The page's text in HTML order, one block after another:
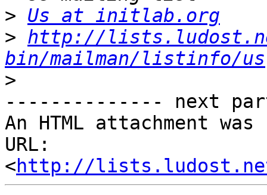
> Us at initlab.org
> http://
bin/mailman/listinfo/us
>
-------------- next
An HTML attachment
URL:
<http://lists.ludost.net/